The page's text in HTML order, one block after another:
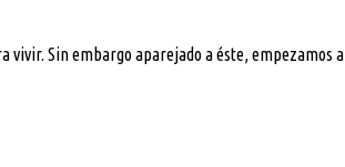
vivir. Sin embargo aparejado a éste, empezamos a